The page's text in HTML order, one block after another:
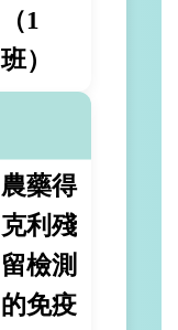
（1
班）
農藥得
克利殘
留檢測
的免疫